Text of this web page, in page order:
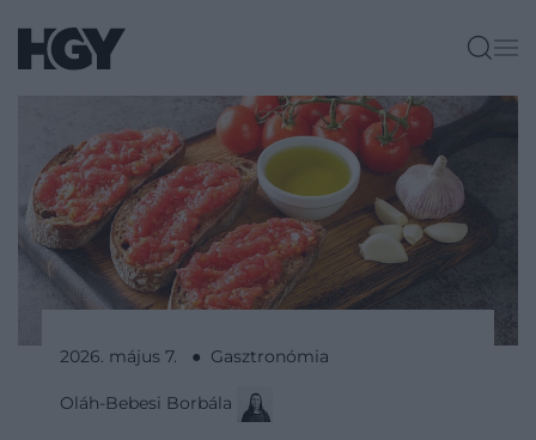
2026. május 7. ● Gasztronómia
Oláh-Bebesi Borbála